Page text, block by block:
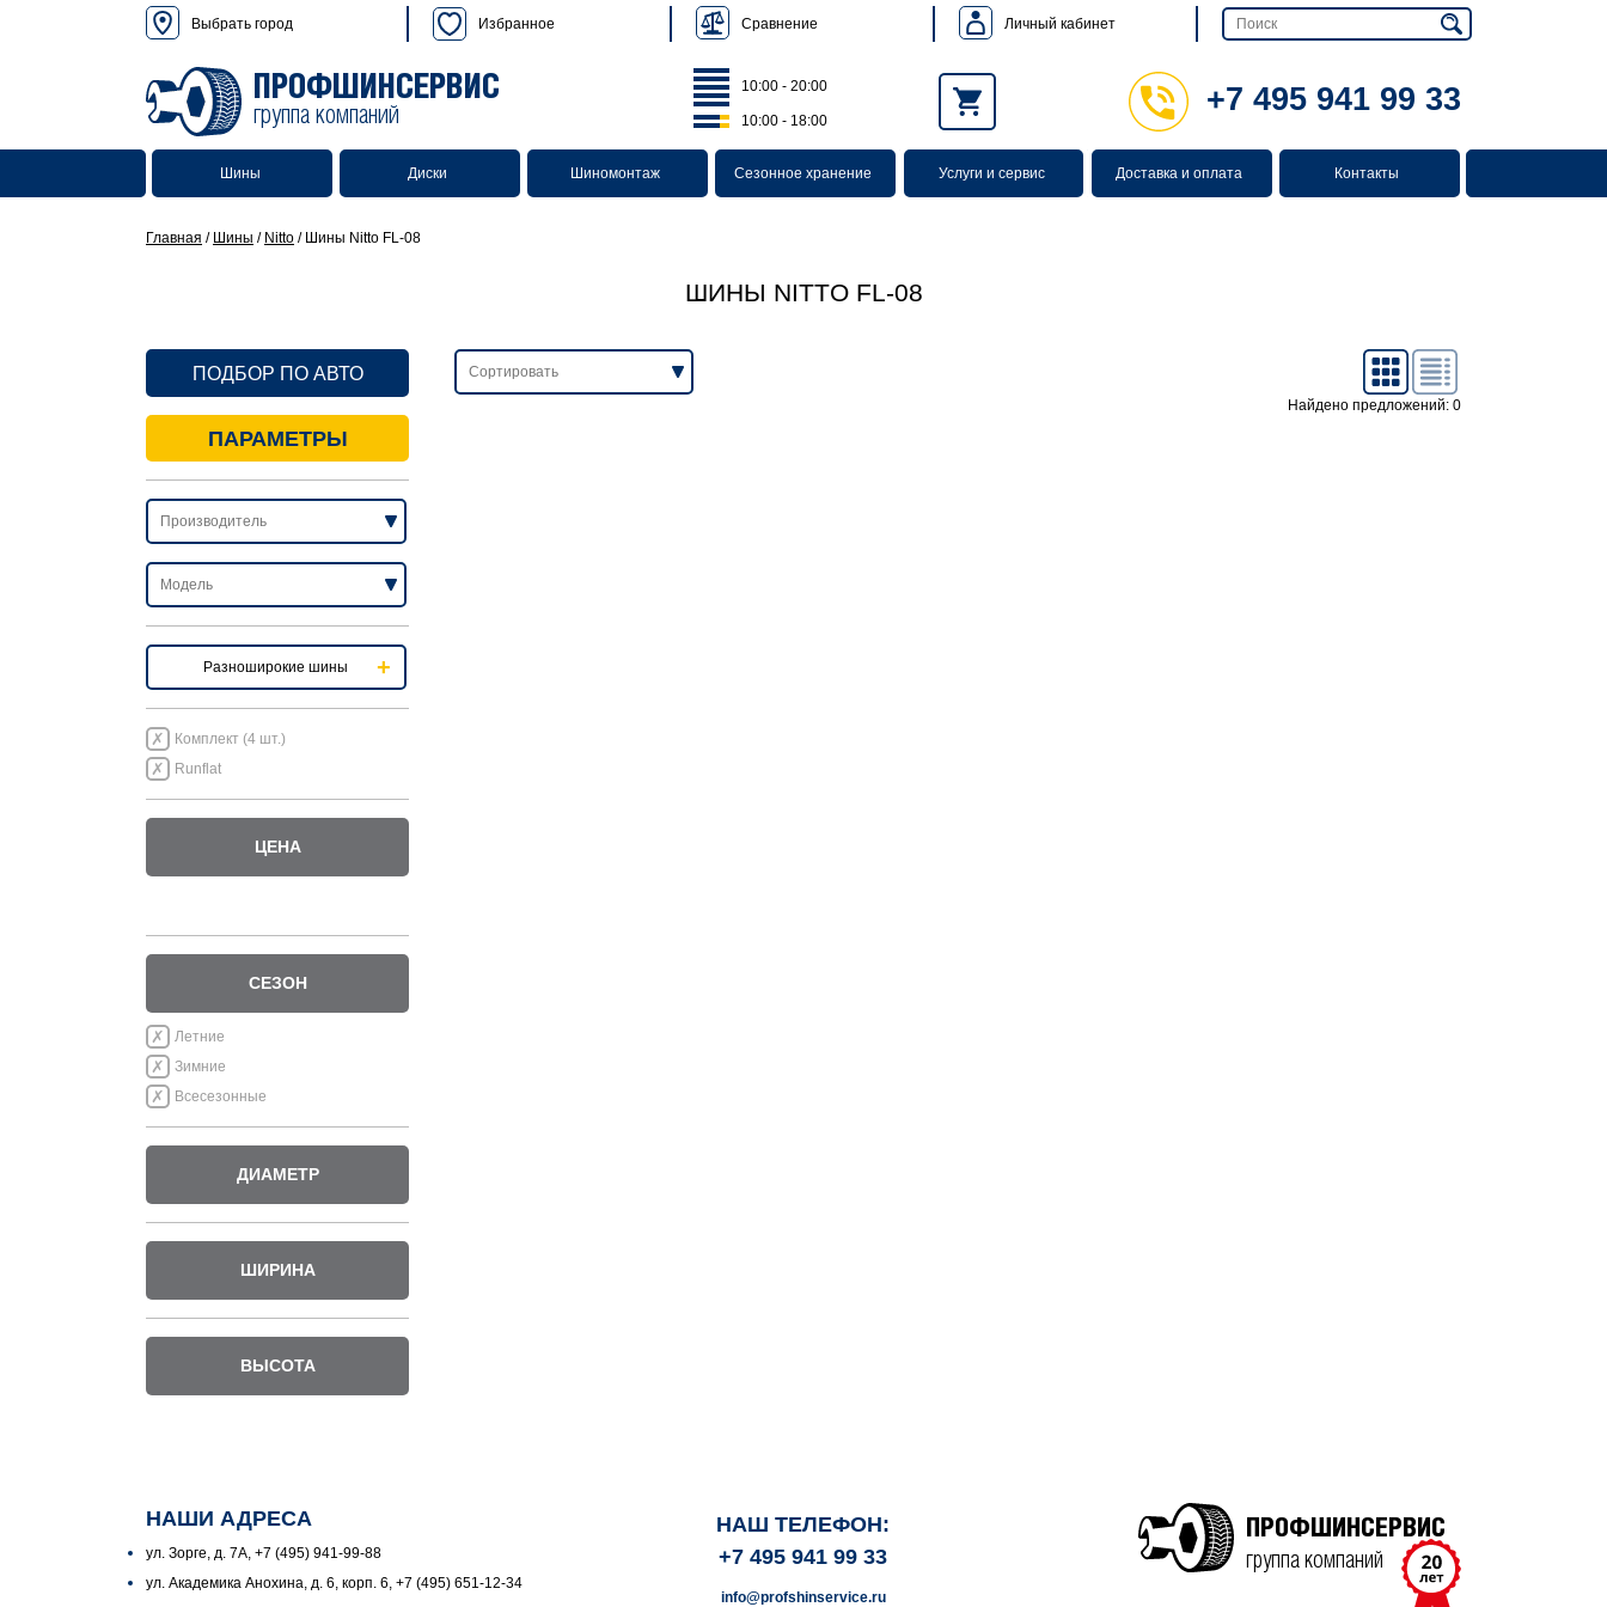
Выбрать город Избранное Сравнение Личный кабинет
ПРОФШИНСЕРВИС
группа компаний
10:00 - 20:00
10:00 - 18:00
+7 495 941 99 33
Шины Диски Шиномонтаж Сезонное хранение Услуги и сервис Доставка и оплата Контакты
Главная / Шины / Nitto / Шины Nitto FL-08
ШИНЫ NITTO FL-08
ПОДБОР ПО АВТО
ПАРАМЕТРЫ
Разноширокие шины
Комплект (4 шт.)
Runflat
ЦЕНА
СЕЗОН
Летние
Зимние
Всесезонные
ДИАМЕТР
ШИРИНА
ВЫСОТА
Найдено предложений: 0
НАШИ АДРЕСА
ул. Зорге, д. 7А, +7 (495) 941-99-88
ул. Академика Анохина, д. 6, корп. 6, +7 (495) 651-12-34
НАШ ТЕЛЕФОН:
+7 495 941 99 33
info@profshinservice.ru
ПРОФШИНСЕРВИС
группа компаний